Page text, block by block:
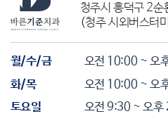
청주시 흥덕구 2
(청주 시외버스터
월/수/금
오전 10:00 ~ 오
화/목
오전 10:00 ~ 오
토요일
오전 9:30 ~ 오후